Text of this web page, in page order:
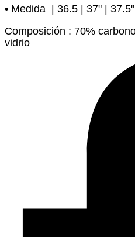
• Medida | 36.5 | 37" |
Composición : 70%
vidrio